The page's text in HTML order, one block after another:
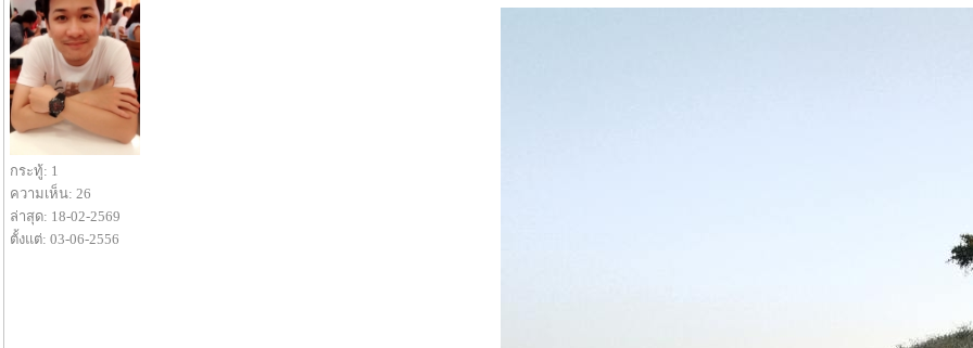
กระทู้: 1
ความเห็น: 26
ล่าสุด: 18-02-2569
ตั้งแต่: 03-06-2556